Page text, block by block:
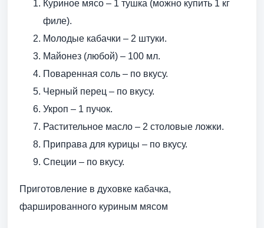
Куриное мясо – 1 тушка (можно купить 1 кг
филе).
Молодые кабачки – 2 штуки.
Майонез (любой) – 100 мл.
Поваренная соль – по вкусу.
Черный перец – по вкусу.
Укроп – 1 пучок.
Растительное масло – 2 столовые ложки.
Приправа для курицы – по вкусу.
Специи – по вкусу.
Приготовление в духовке кабачка,
фаршированного куриным мясом